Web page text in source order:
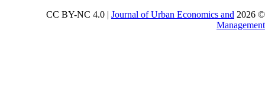
©
Journal of Urban Economics and